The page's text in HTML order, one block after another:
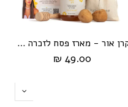
קרן אור - מארז פסח לזכרה של לין דפני
49.00 ₪